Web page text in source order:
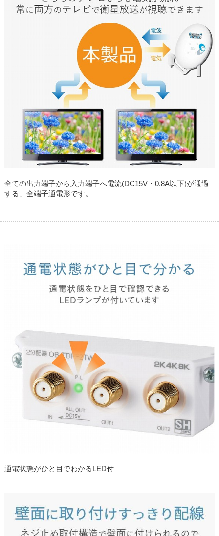
全ての出力端子から入力端子へ電流(DC15V・0.8A以下)が通過
する、全端子通電形です。
通電状態がひと目でわかるLED付